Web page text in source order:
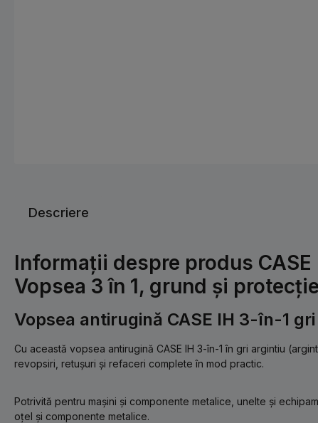
Descriere
Informații despre produs CASE
Vopsea 3 în 1, grund și
Vopsea antirugină CASE IH 3-în-1
Cu această vopsea antirugină CASE IH 3-în-1 în gri argintiu
revopsiri, retușuri și refaceri complete în mod practic.
Potrivită pentru mașini și componente metalice, unelte și
oțel și componente metalice.